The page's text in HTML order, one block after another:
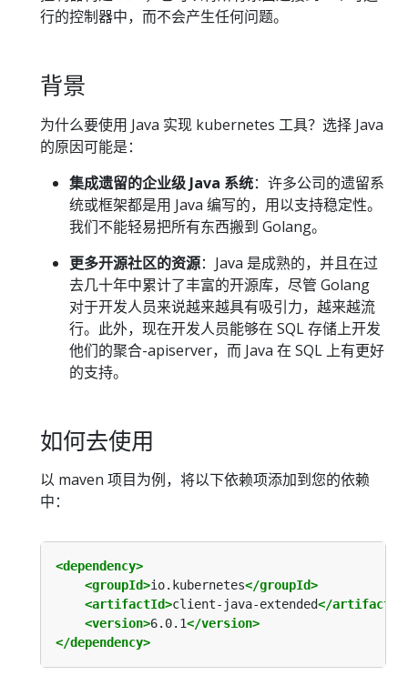
行的控制器中，而不会产生任何问题。
背景
为什么要使用 Java 实现 kubernetes 工具？选择 Java
的原因可能是：
集成遗留的企业级 Java 系统：许多公司的遗留系
统或框架都是用 Java 编写的，用以支持稳定性。
我们不能轻易把所有东西搬到 Golang。
更多开源社区的资源：Java 是成熟的，并且在过
去几十年中累计了丰富的开源库，尽管 Golang
对于开发人员来说越来越具有吸引力，越来越流
行。此外，现在开发人员能够在 SQL 存储上开发
他们的聚合-apiserver，而 Java 在 SQL 上有更好
的支持。
如何去使用
以 maven 项目为例，将以下依赖项添加到您的依赖
中：
<dependency>
<groupId>io.kubernetes</groupId>
<artifactId>client-java-extended</
<version>6.0.1</version>
</dependency>